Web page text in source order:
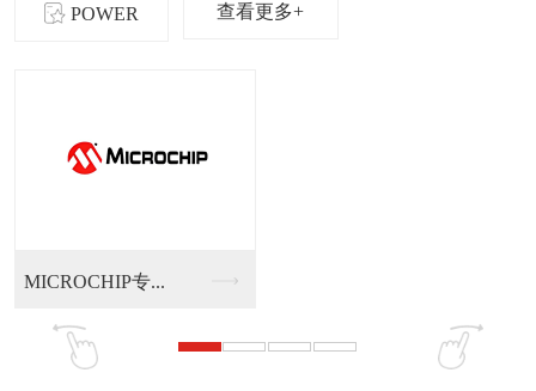
POWER 查看更多+
专...